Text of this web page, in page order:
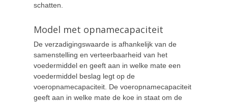
schatten.
Model met opnamecapaciteit
De verzadigingswaarde is afhankelijk van de
samenstelling en verteerbaarheid van het
voedermiddel en geeft aan in welke mate een
voedermiddel beslag legt op de
voeropnamecapaciteit. De voeropnamecapaciteit
geeft aan in welke mate de koe in staat om de